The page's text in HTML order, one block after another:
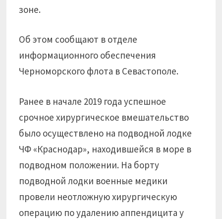
зоне.
Об этом сообщают в отделе
информационного обеспечения
Черноморского флота в Севастополе.
Ранее в начале 2019 года успешное
срочное хирургическое вмешательство
было осуществлено на подводной лодке
ЧФ «Краснодар», находившейся в море в
подводном положении. На борту
подводной лодки военные медики
провели неотложную хирургическую
операцию по удалению аппендицита у